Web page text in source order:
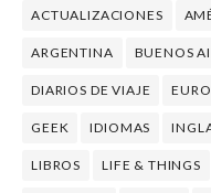
ACTUALIZACIONES
ARGENTINA BUENOS
DIARIOS DE VIAJE
GEEK IDIOMAS
LIBROS LIFE & THINGS